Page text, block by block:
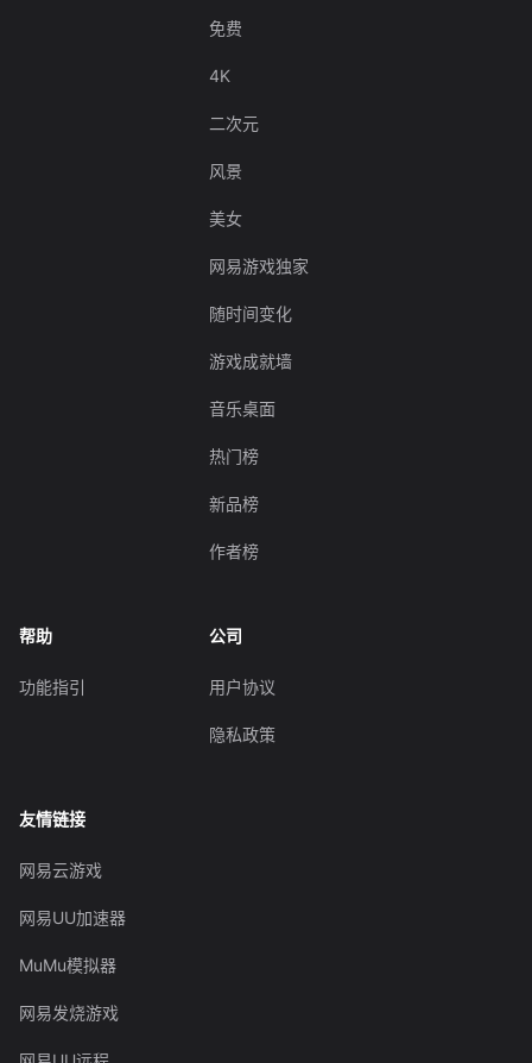
免费
4K
二次元
风景
美女
网易游戏独家
随时间变化
游戏成就墙
音乐桌面
热门榜
新品榜
作者榜
帮助
功能指引
公司
用户协议
隐私政策
友情链接
网易云游戏
网易UU加速器
MuMu模拟器
网易发烧游戏